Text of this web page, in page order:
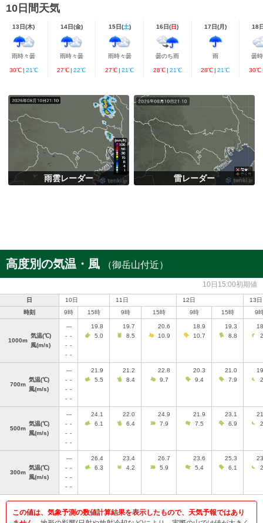
10日間天気
13日(木)
雨時々曇
30℃ | 21℃
14日(金)
雨時々曇
27℃ | 22℃
15日(土)
雨時々曇
27℃ | 21℃
16日(日)
曇のち雨
28℃ | 21℃
17日(月 )
雨
28℃ | 21℃
18
曇
30℃
雨雲レーダー 雷レーダー
高度別の気温・風 （御岳山付近）
10日15:00初期値
日 10日 11日 12日
13日
時刻
9時 15時 9時 15時 9時 15時 9
1000m
気温(℃)
風(m/s)
---
-
-
-
-
-
-
19.8
5.0
19.7
8.5
20.6
10.9
18.9
10.7
19.3
8.8
700m
気温(℃)
風(m/s)
---
-
-
-
-
-
-
21.9
5.5
21.2
8.4
22.8
9.7
20.3
9.4
21.0
7.9
500m
気温(℃)
風(m/s)
---
-
-
-
-
-
-
24.1
6.1
22.0
6.4
24.9
7.9
21.9
7.5
23.1
6.9
300m
気温(℃)
風(m/s)
---
-
-
-
-
-
-
26.4
6.3
23.4
4.2
26.7
5.9
23.6
5.4
25.3
6.1
この値は、気象予測の数値計算結果を表示したもので、天気予報ではあり